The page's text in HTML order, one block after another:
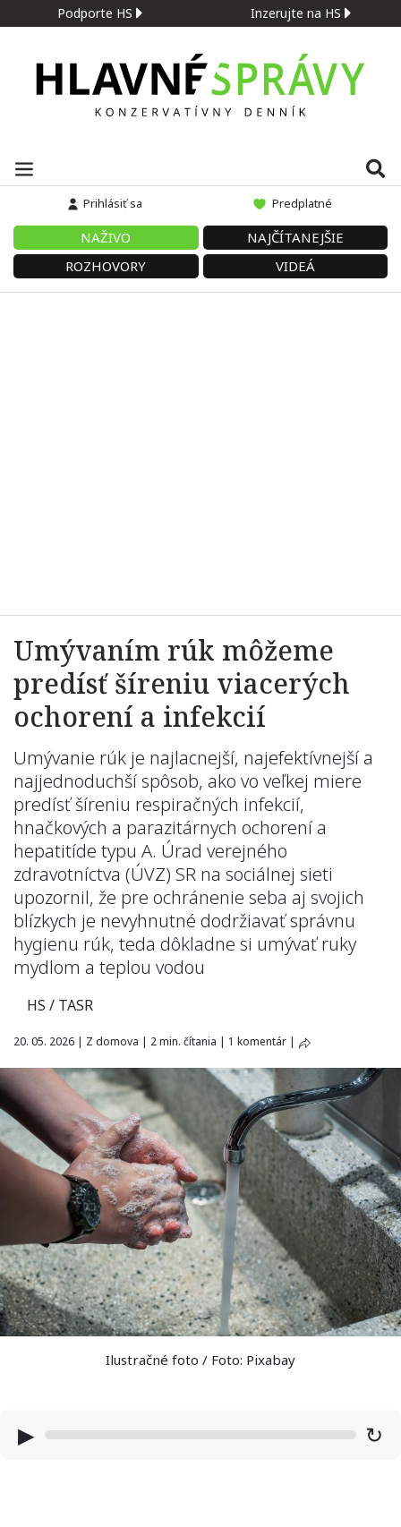
Podporte HS Inzerujte na HS
Prihlásiť sa Predplatné
NAŽIVO
NAJČÍTANEJŠIE
ROZHOVORY
VIDEÁ
Umývaním rúk môžeme
predísť šíreniu viacerých
ochorení a infekcií
Umývanie rúk je najlacnejší, najefektívnejší a
najjednoduchší spôsob, ako vo veľkej miere
predísť šíreniu respiračných infekcií,
hnačkových a parazitárnych ochorení a
hepatitíde typu A. Úrad verejného
zdravotníctva (ÚVZ) SR na sociálnej sieti
upozornil, že pre ochránenie seba aj svojich
blízkych je nevyhnutné dodržiavať správnu
hygienu rúk, teda dôkladne si umývať ruky
mydlom a teplou vodou
HS / TASR
20. 05. 2026 | Z domova | 2 min. čítania | 1 komentár |
Ilustračné foto / Foto: Pixabay
▶ ↻